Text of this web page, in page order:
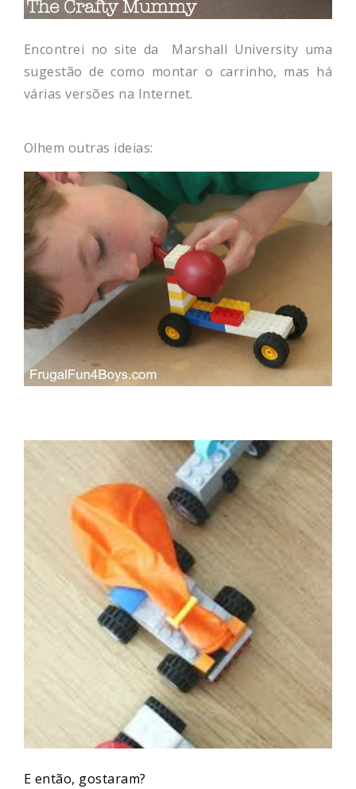
Encontrei no site da Marshall University uma
sugestão de como montar o carrinho, mas há
várias versões na Internet.
Olhem outras ideias:
E então, gostaram?